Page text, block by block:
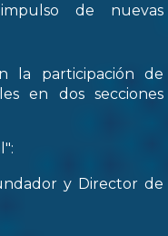
de nuevas
la participación de
en dos secciones
y Director de